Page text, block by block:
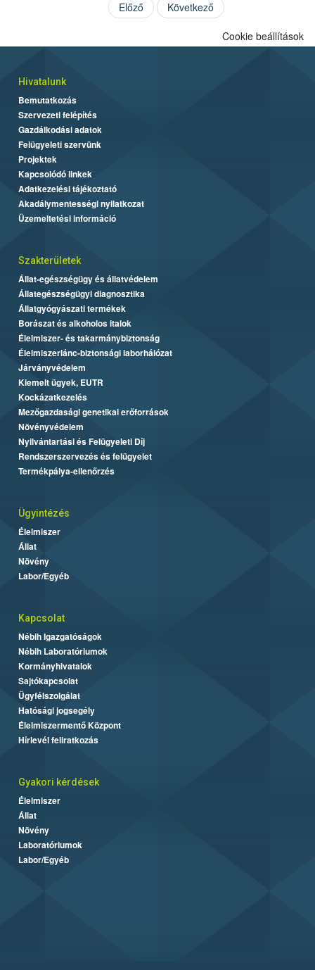
Előző Következő
Cookie beállítások
Hivatalunk
Bemutatkozás
Szervezeti felépítés
Gazdálkodási adatok
Felügyeleti szervünk
Projektek
Kapcsolódó linkek
Adatkezelési tájékoztató
Akadálymentességi nyilatkozat
Üzemeltetési információ
Szakterületek
Állat-egészségügy és állatvédelem
Állategészségügyi diagnosztika
Állatgyógyászati termékek
Borászat és alkoholos italok
Élelmiszer- és takarmánybiztonság
Élelmiszerlánc-biztonsági laborhálózat
Járványvédelem
Kiemelt ügyek, EUTR
Kockázatkezelés
Mezőgazdasági genetikai erőforrások
Növényvédelem
Nyilvántartási és Felügyeleti Díj
Rendszerszervezés és felügyelet
Termékpálya-ellenőrzés
Ügyintézés
Élelmiszer
Állat
Növény
Labor/Egyéb
Kapcsolat
Nébih Igazgatóságok
Nébih Laboratóriumok
Kormányhivatalok
Sajtókapcsolat
Ügyfélszolgálat
Hatósági jogsegély
Élelmiszermentő Központ
Hírlevél feliratkozás
Gyakori kérdések
Élelmiszer
Állat
Növény
Laboratóriumok
Labor/Egyéb